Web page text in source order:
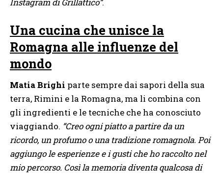
Una cucina che unisce la
Romagna alle influenze del
mondo
Matia Brighi parte sempre dai sapori della sua
terra, Rimini e la Romagna, ma li combina con
gli ingredienti e le tecniche che ha conosciuto
viaggiando. “Creo ogni piatto a partire da un
ricordo, un profumo o una tradizione romagnola. Poi
aggiungo le esperienze e i gusti che ho raccolto nel
mio percorso. Così la memoria diventa qualcosa di